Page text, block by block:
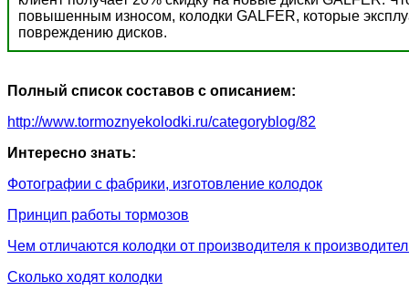
повышенным износом, колодки GALFER, которые
повреждению дисков.
Полный список составов с описанием:
http://www.tormoznyekolodki.ru/categoryblog/82
Интересно знать:
Фотографии с фабрики, изготовление колодок
Принцип работы тормозов
Чем отличаются колодки от производителя к
Сколько ходят колодки